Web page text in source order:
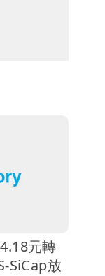
元轉
SiCap放